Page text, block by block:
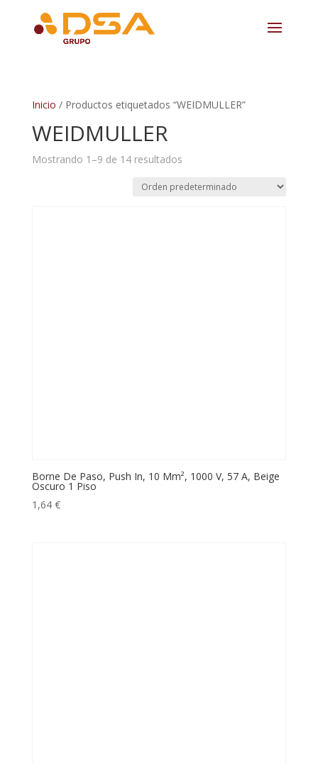
Inicio / Productos etiquetados “WEIDMULLER”
WEIDMULLER
Mostrando 1–9 de 14 resultados
Borne De Paso, Push In, 10 Mm², 1000 V, 57 A, Beige
Oscuro 1 Piso
1,64 €